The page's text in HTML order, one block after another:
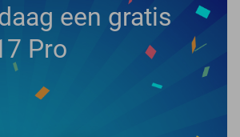
een gratis
Pro